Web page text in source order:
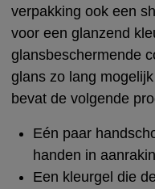
verpakking ook een
voor een glanzend
glansbeschermende
glans zo lang
bevat de volgende
Eén paar
handen in
Een kleurgel die